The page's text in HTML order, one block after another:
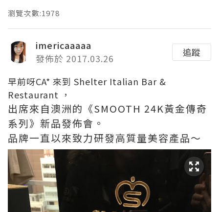
瀏覽次數:1978
imericaaaaa
發佈於 2017.03.26
追蹤
早前呀CA* 來到 Shelter Italian Bar &
Restaurant ，
出席來自澳洲的《SMOOTH 24K黃金傳奇
系列》新品發佈會。
品牌⼀直以來致力研發高質量美容產品～